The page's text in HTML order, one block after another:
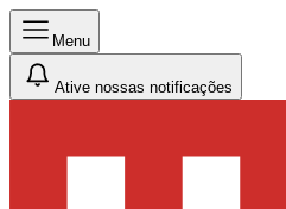
Menu
Ative nossas notificações